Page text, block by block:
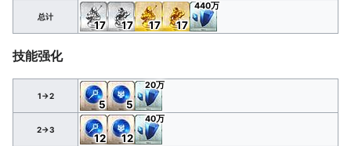
总计
17 17 17 17
440万
技能强化
1→2
5 5
20万
2→3
12 12
40万